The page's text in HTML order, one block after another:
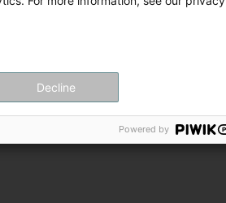
Decline
Powered by